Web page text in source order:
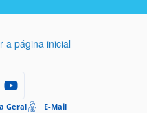
Geral E-Mail